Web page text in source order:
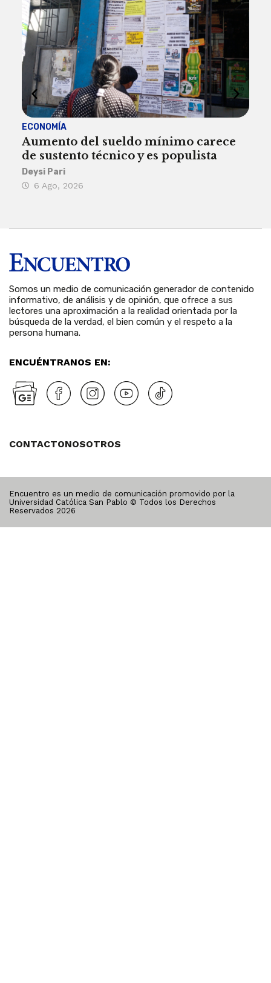
ECONOMÍA
Aumento del sueldo mínimo carece
de sustento técnico y es populista
Deysi Pari
6 Ago, 2026
Somos un medio de comunicación generador de contenido
informativo, de análisis y de opinión, que ofrece a sus
lectores una aproximación a la realidad orientada por la
búsqueda de la verdad, el bien común y el respeto a la
persona humana.
ENCUÉNTRANOS EN:
CONTACTONOSOTROS
Encuentro es un medio de comunicación promovido por la
Universidad Católica San Pablo © Todos los Derechos
Reservados 2026